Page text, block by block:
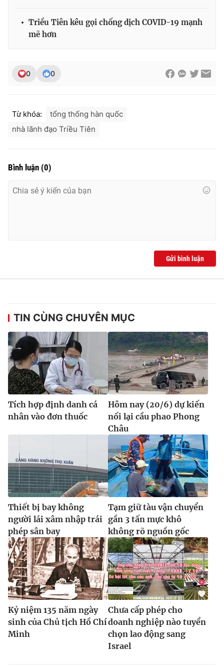
Email:toasoan@vtv.vn
Liên hệ quảng cáo:
® Cấm sao chép dưới mọi hình thức nếu không có sự chấp
thông tin từ website này.
Triều Tiên kêu gọi chống dịch COVID-19 mạnh
mẽ hơn
0 0
Từ khóa:
tổng thống hàn quốc
nhà lãnh đạo Triều Tiên
Bình luận (0)
Gửi bình luận
TIN CÙNG CHUYÊN MỤC
Tích hợp định danh cá
nhân vào đơn thuốc
Hôm nay (20/6) dự kiến
nối lại cầu phao Phong
Châu
Thiết bị bay không
người lái xâm nhập trái
phép sân bay
Tạm giữ tàu vận chuyển
gần 3 tấn mực khô
không rõ nguồn gốc
Kỷ niệm 135 năm ngày
sinh của Chủ tịch Hồ Chí
Minh
Chưa cấp phép cho
doanh nghiệp nào tuyển
chọn lao động sang
Israel